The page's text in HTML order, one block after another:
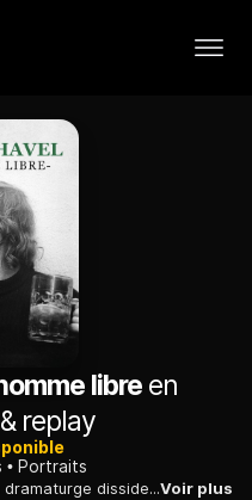
libre en
replay
Portraits
Un portrait dense et documenté du dramaturge dissident, devenu le premier président démocratiquement élu de la République tchèque après la révolution de Velours.Voir plus